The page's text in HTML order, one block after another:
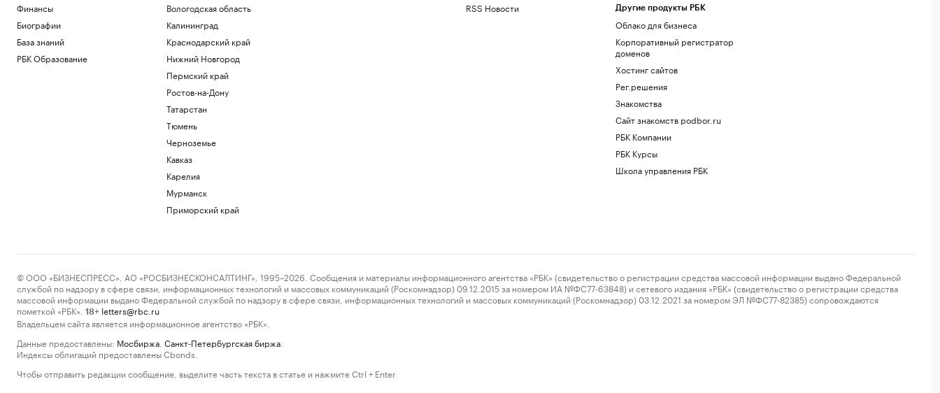
Финансы
Биографии
База знаний
РБК Образование
Вологодская область
Калининград
Краснодарский край
Нижний Новгород
Пермский край
Ростов-на-Дону
Татарстан
Тюмень
Черноземье
Кавказ
Карелия
Мурманск
Приморский край
RSS Новости Другие продукты РБК
Облако для бизнеса
Корпоративный регистратор
доменов
Хостинг сайтов
Рег.решения
Знакомства
Сайт знакомств podbor.ru
РБК Компании
РБК Курсы
Школа управления РБК
© ООО «БИЗНЕСПРЕСС», АО «РОСБИЗНЕСКОНСАЛТИНГ», 1995–2026. Сообщения и материалы информационного агентства «РБК» (свидетельство о регистрации средства массовой информации выдано Федеральной
службой по надзору в сфере связи, информационных технологий и массовых коммуникаций (Роскомнадзор) 09.12.2015 за номером ИА №ФС77-63848) и сетевого издания «РБК» (свидетельство о регистрации средства
массовой информации выдано Федеральной службой по надзору в сфере связи, информационных технологий и массовых коммуникаций (Роскомнадзор) 03.12.2021 за номером ЭЛ №ФС77-82385) сопровождаются
пометкой «РБК».
18+ letters@rbc.ru
Владельцем сайта является информационное агентство «РБК».
Данные предоставлены: Мосбиржа Санкт-Петербургская биржа
Индексы облигаций предоставлены Cbonds.
Чтобы отправить редакции сообщение, выделите часть текста в статье и нажмите Ctrl + Enter